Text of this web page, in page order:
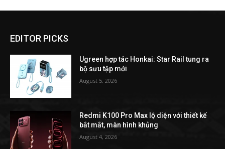
EDITOR PICKS
Ugreen hợp tác Honkai: Star Rail tung ra
bộ sưu tập mới
August 5, 2026
Redmi K100 Pro Max lộ diện với thiết kế
bắt mắt, màn hình khủng
August 4, 2026